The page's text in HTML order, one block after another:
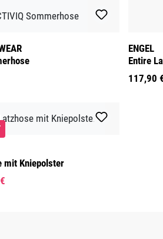
ENGEL
Entire
117,90
mit Kniepolster